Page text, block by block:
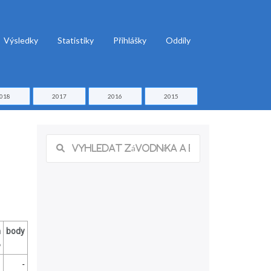
Výsledky Statistiky Přihlášky Oddíly
2017 2016 2015
body
-